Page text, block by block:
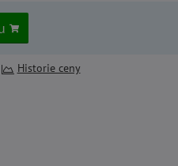
Historie ceny